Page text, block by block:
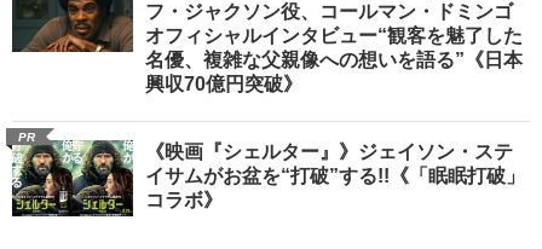
フ・ジャクソン役、コールマン・ドミンゴ
オフィシャルインタビュー“観客を魅了した
名優、複雑な父親像への想いを語る”《日本
興収70億円突破》
PR
《映画『シェルター』》ジェイソン・ステ
イサムがお盆を“打破”する!!《「眠眠打破」
コラボ》